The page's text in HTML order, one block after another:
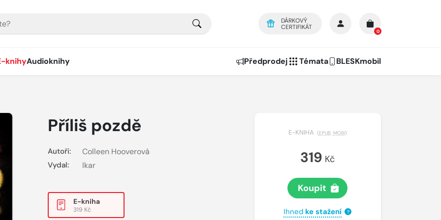
DÁRKOVÝ
CERTIFIKÁT
0
knihyAudioknihy Předprodej Témata BLESKmobil
Příliš pozdě
Autoři: Colleen Hooverová
Vydal: Ikar
E-kniha
319 Kč
E-KNIHA (EPUB, MOBI)
319 Kč
Koupit
Ihned ke stažení ?